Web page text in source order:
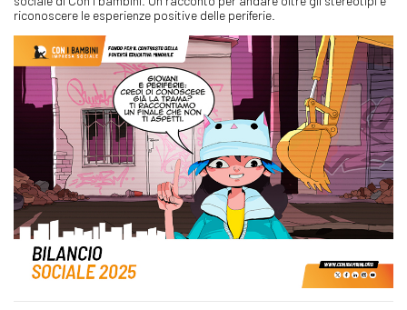
riconoscere le esperienze positive delle periferie.